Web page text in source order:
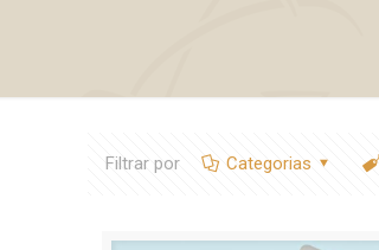
Filtrar por Categorias